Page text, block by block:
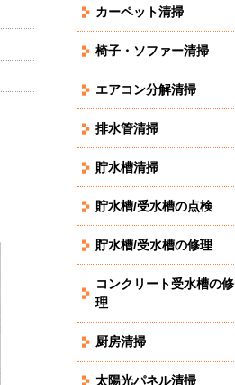
カーペット清掃
椅子・ソファー清掃
エアコン分解清掃
排水管清掃
貯水槽清掃
貯水槽/受水槽の点検
貯水槽/受水槽の修理
コンクリート受水槽の修
理
厨房清掃
太陽光パネル清掃